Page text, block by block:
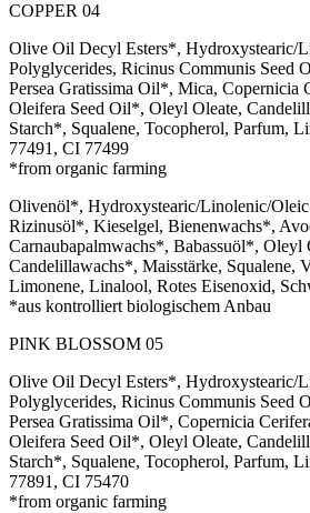
COPPER 04
Olive Oil Decyl Esters*, Hydroxystearic/
Polyglycerides, Ricinus Communis Seed
Persea Gratissima Oil*, Mica, Copernicia
Oleifera Seed Oil*, Oleyl Oleate,
Starch*, Squalene, Tocopherol, Parfum,
77491, CI 77499
*from organic farming
Olivenöl*, Hydroxystearic/Linolenic/
Rizinusöl*, Kieselgel, Bienenwachs*,
Carnaubapalmwachs*, Babassuöl*, Oleyl
Candelillawachs*, Maisstärke, Squalene,
Limonene, Linalool, Rotes Eisenoxid,
*aus kontrolliert biologischem Anbau
PINK BLOSSOM 05
Olive Oil Decyl Esters*, Hydroxystearic/
Polyglycerides, Ricinus Communis Seed
Persea Gratissima Oil*, Copernicia
Oleifera Seed Oil*, Oleyl Oleate,
Starch*, Squalene, Tocopherol, Parfum,
77891, CI 75470
*from organic farming